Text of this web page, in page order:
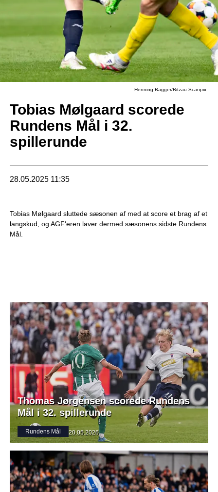
Henning Bagger/Ritzau Scanpix
Tobias Mølgaard scorede
Rundens Mål i 32.
spillerunde
28.05.2025 11:35
Tobias Mølgaard sluttede sæsonen af med at score et brag af et
langskud, og AGF'eren laver dermed sæsonens sidste Rundens
Mål.
Thomas Jørgensen scorede Rundens
Mål i 32. spillerunde
Rundens Mål 20.05.2026